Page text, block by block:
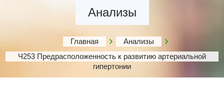
Анализы
Главная
Анализы
Ч253 Предрасположенность к развитию артериальной
гипертонии